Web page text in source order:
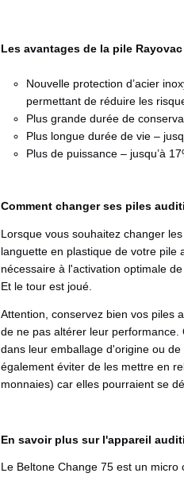
Les avantages de la pile Rayovac
Nouvelle protection d’acier
permettant de réduire les
Plus grande durée de
Plus longue durée de vie –
Plus de puissance – jusqu’à
Comment changer ses piles
Lorsque vous souhaitez changer
languette en plastique de votre pile
nécessaire à l'activation optimale
Et le tour est joué.
Attention, conservez bien vos piles
de ne pas altérer leur
dans leur emballage d'origine ou
également éviter de les mettre en
monnaies) car elles pourraient se
En savoir plus sur l'appareil
Le Beltone Change 75 est un micro